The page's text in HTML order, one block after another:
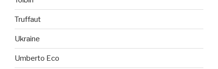
Truffaut
Ukraine
Umberto Eco